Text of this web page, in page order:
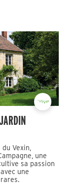
Vexin,
une
sa passion
une